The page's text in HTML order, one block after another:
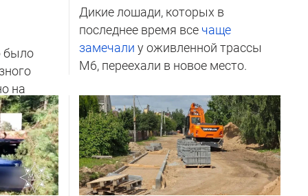
было
на
Дикие лошади, которых в
последнее время все чаще
замечали у оживленной трассы
М6, переехали в новое место.